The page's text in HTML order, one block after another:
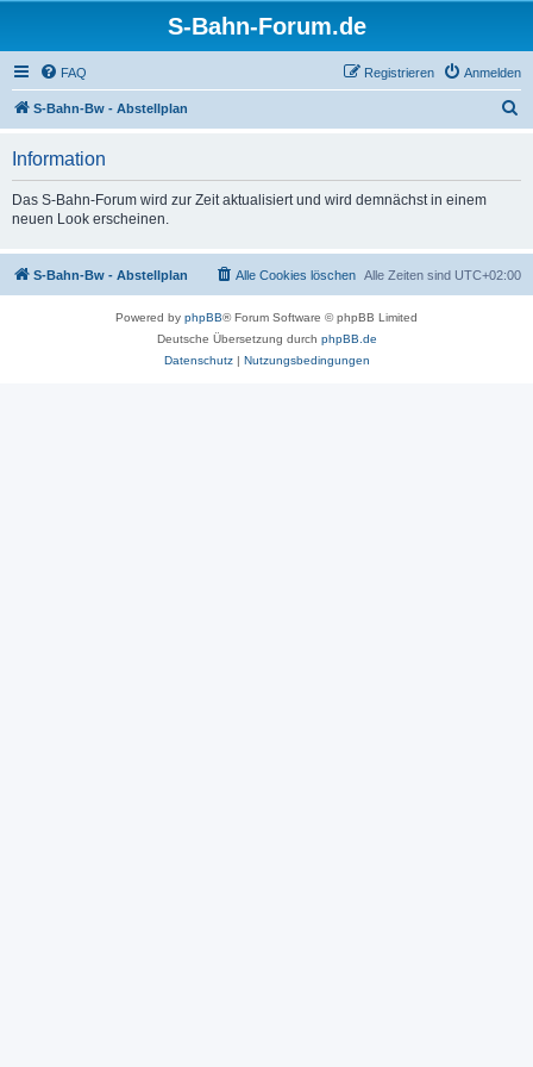
S-Bahn-Forum.de
FAQ Anmelden
Registrieren
S-Bahn-Bw - Abstellplan
Information
Das S-Bahn-Forum wird zur Zeit aktualisiert und wird demnächst in einem
neuen Look erscheinen.
S-Bahn-Bw - Abstellplan Alle Zeiten sind UTC+02:00
Alle Cookies löschen
Powered by phpBB® Forum Software © phpBB Limited
Deutsche Übersetzung durch phpBB.de
Datenschutz| Nutzungsbedingungen